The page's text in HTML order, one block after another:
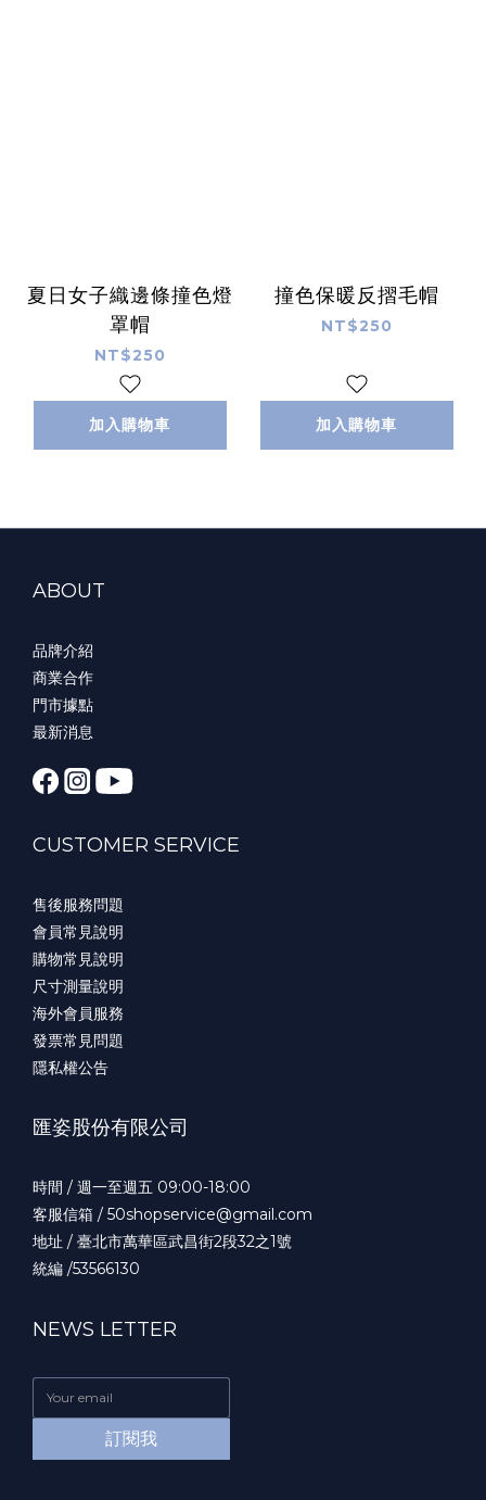
夏日女子織邊條撞色燈
罩帽
NT$250
加入購物車
撞色保暖反摺毛帽
NT$250
加入購物車
ABOUT
品牌介紹
商業合作
門市據點
最新消息
CUSTOMER SERVICE
售後服務問題
會員常見說明
購物常見說明
尺寸測量說明
海外會員服務
發票常見問題
隱私權公告
匯姿股份有限公司
時間 / 週一至週五 09:00-18:00
客服信箱 / 50shopservice@gmail.com
地址 / 臺北市萬華區武昌街2段32之1號
統編 /53566130
NEWS LETTER
訂閱我